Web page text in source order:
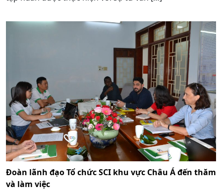
Đoàn lãnh đạo Tổ chức SCI khu vực Châu Á đến thăm
và làm việc